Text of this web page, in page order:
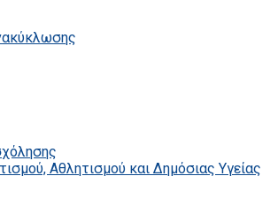
Αθλητισμού και Δημόσιας Υγείας